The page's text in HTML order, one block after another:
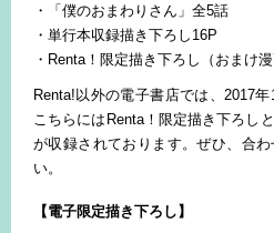
・「僕のおまわりさん」全5話
・単行本収録描き下ろし16P
・Renta！限定描き下ろし（おまけ漫
Renta!以外の電子書店では、2017年
こちらにはRenta！限定描き下ろし
が収録されております。ぜひ、合
い。
【電子限定描き下ろし】